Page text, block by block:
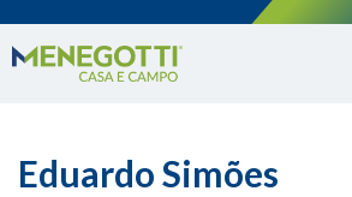
Eduardo Simões